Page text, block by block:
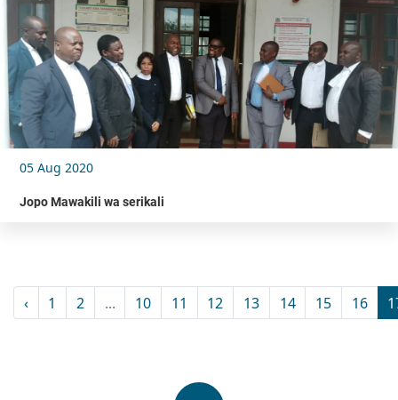
05 Aug 2020
Jopo Mawakili wa serikali
‹ 1 2 ... 10 11 12 13 14 15 16